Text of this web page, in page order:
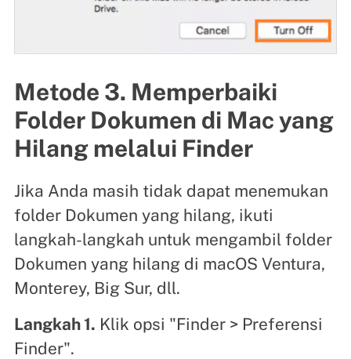
Metode 3. Memperbaiki
Folder Dokumen di Mac yang
Hilang melalui Finder
Jika Anda masih tidak dapat menemukan
folder Dokumen yang hilang, ikuti
langkah-langkah untuk mengambil folder
Dokumen yang hilang di macOS Ventura,
Monterey, Big Sur, dll.
Langkah 1. Klik opsi "Finder > Preferensi
Finder".